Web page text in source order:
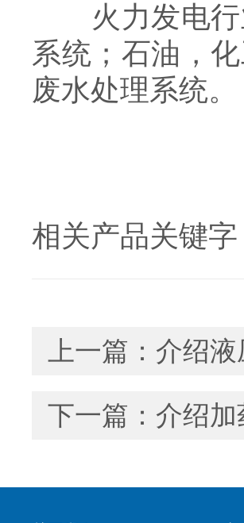
火力发电行
系统；石油，
废水处理系统。
相关产品关键字
上一篇： 介绍
下一篇： 介绍